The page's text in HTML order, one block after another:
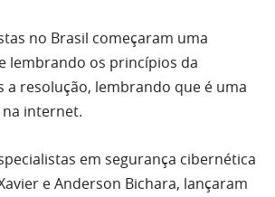
no Brasil começaram uma
lembrando os princípios da
a resolução, lembrando que é uma
internet.
em segurança cibernética
e Anderson Bichara, lançaram